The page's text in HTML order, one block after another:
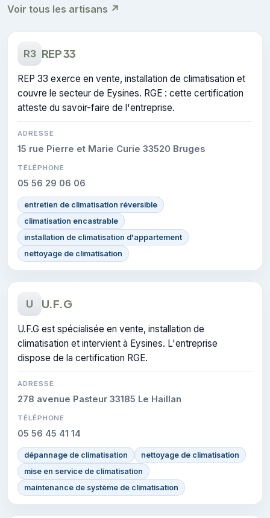
Voir tous les artisans ↗
R3 REP 33
REP 33 exerce en vente, installation de climatisation et
couvre le secteur de Eysines. RGE : cette certification
atteste du savoir-faire de l'entreprise.
ADRESSE
15 rue Pierre et Marie Curie 33520 Bruges
TÉLÉPHONE
05 56 29 06 06
entretien de climatisation réversible
climatisation encastrable
installation de climatisation d'appartement
nettoyage de climatisation
U U.F.G
U.F.G est spécialisée en vente, installation de
climatisation et intervient à Eysines. L'entreprise
dispose de la certification RGE.
ADRESSE
278 avenue Pasteur 33185 Le Haillan
TÉLÉPHONE
05 56 45 41 14
dépannage de climatisation
nettoyage de climatisation
mise en service de climatisation
maintenance de système de climatisation